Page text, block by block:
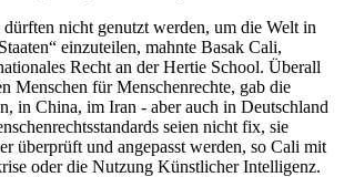
nicht genutzt werden, um die Welt in
einzuteilen, mahnte Basak Cali,
Recht an der Hertie School. Überall
Menschen für Menschenrechte, gab die
in China, im Iran - aber auch in Deutschland
seien nicht fix, sie
überprüft und angepasst werden, so Cali mit
oder die Nutzung Künstlicher Intelligenz.